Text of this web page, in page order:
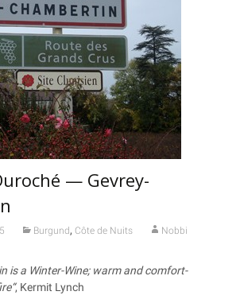
— Gevrey-
Burgund , Côte de Nuits Nobbi
is a Win­ter-Wine; warm and com­fort­
, Ker­mit Lynch